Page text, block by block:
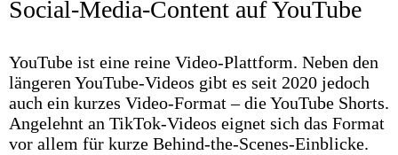
Social-Media-Content auf YouTube
YouTube ist eine reine Video-Plattform. Neben den
längeren YouTube-Videos gibt es seit 2020 jedoch
auch ein kurzes Video-Format – die YouTube Shorts.
Angelehnt an TikTok-Videos eignet sich das Format
vor allem für kurze Behind-the-Scenes-Einblicke.